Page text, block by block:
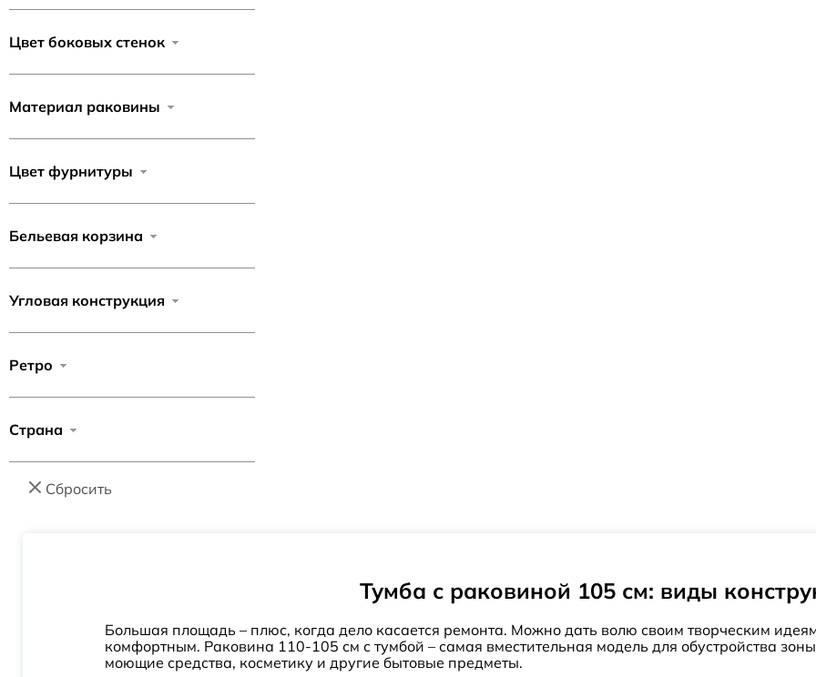
Цвет боковых стенок
Материал раковины
Цвет фурнитуры
Бельевая корзина
Угловая конструкция
Ретро
Страна
Сбросить
Тумба с раковиной 105 см: виды
Большая площадь – плюс, когда дело касается ремонта. Можно дать волю своим творческим
комфортным. Раковина 110-105 см с тумбой – самая вместительная модель для обустройства
моющие средства, косметику и другие бытовые предметы.